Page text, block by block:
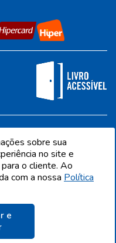
06612-001
LTDA. Todos os direitos
Preços e estoque sujeito a
prévio.
398.136.177.113
sobre sua
no site e
o cliente. Ao
com a nossa Política
e